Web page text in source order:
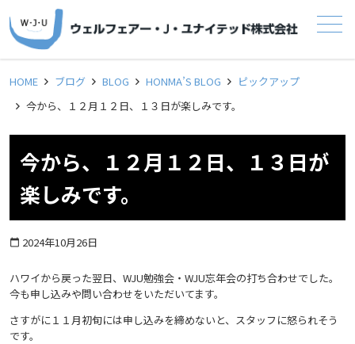
メニュー
HOME ブログ BLOG HONMA’S BLOG
ピックアップ
今から、１２月１２日、１３日が楽しみです。
今から、１２月１２日、１３日が
楽しみです。
calendar_today 2024年10月26日
ハワイから戻った翌日、WJU勉強会・WJU忘年会の打ち合わせでした。
今も申し込みや問い合わせをいただいてます。
さすがに１１月初旬には申し込みを締めないと、スタッフに怒られそう
です。